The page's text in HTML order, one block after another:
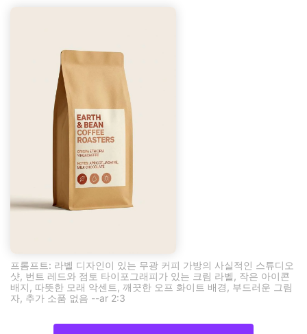
프롬프트: 라벨 디자인이 있는 무광 커피 가방의 사실적인 스튜디오
샷, 번트 레드와 점토 타이포그래피가 있는 크림 라벨, 작은 아이콘
배지, 따뜻한 모래 악센트, 깨끗한 오프 화이트 배경, 부드러운 그림
자, 추가 소품 없음 --ar 2:3